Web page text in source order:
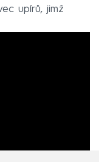
upírů, jimž